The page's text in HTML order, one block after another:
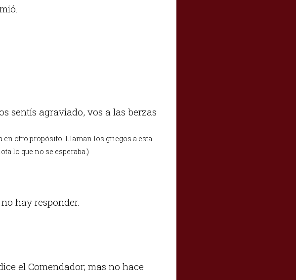
sentís agraviado, vos a las berzas
en otro propósito. Llaman los griegos a esta
lo que no se esperaba.)
hay responder.
el Comendador; mas no hace